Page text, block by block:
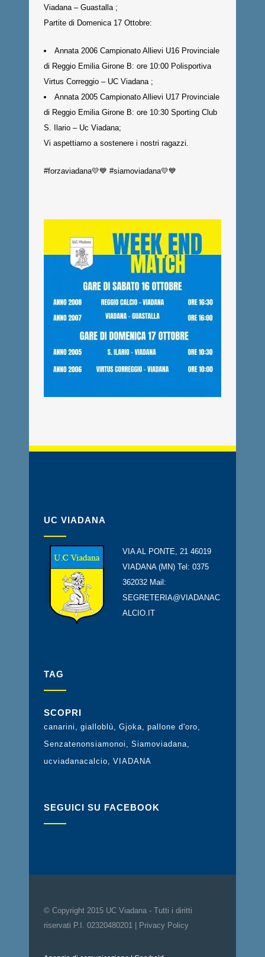
Viadana – Guastalla ;
Partite di Domenica 17 Ottobre:
Annata 2006 Campionato Allievi U16 Provinciale
di Reggio Emilia Girone B: ore 10:00 Polisportiva
Virtus Correggio – UC Viadana ;
Annata 2005 Campionato Allievi U17 Provinciale
di Reggio Emilia Girone B: ore 10:30 Sporting Club
S. Ilario – Uc Viadana;
Vi aspettiamo a sostenere i nostri ragazzi.
#forzaviadana💛💙 #siamoviadana💛💙
UC VIADANA
VIA AL PONTE, 21 46019
VIADANA (MN) Tel: 0375
362032 Mail:
SEGRETERIA@VIADANAC
ALCIO.IT
TAG
SCOPRI
canarini gialloblù Gjoka pallone d'oro
Senzatenonsiamonoi
Siamoviadana
ucviadanacalcio
VIADANA
SEGUICI SU FACEBOOK
© Copyright 2015 UC Viadana - Tutti i diritti
riservati P.I. 02320480201 |
Privacy Policy